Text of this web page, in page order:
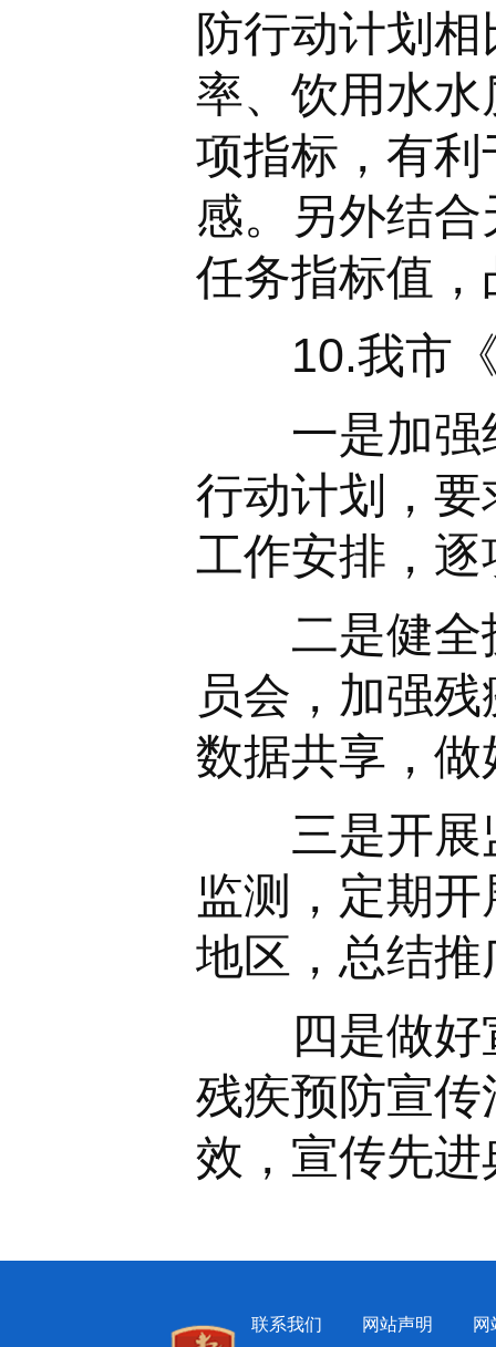
防行动计划
率、饮用水
项指标，有
感。另外结
任务指标值
10.我市《
一是加强组
行动计划，
工作安排，
二是健全技
员会，加强
数据共享，
三是开展监
监测，定期
地区，总结
四是做好宣
残疾预防宣
效，宣传先
联系我们 网站声明 网